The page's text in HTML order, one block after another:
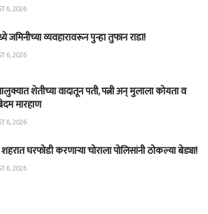
6, 2026
व्यवहारावरून पुन्हा तुफान राडा!
6, 2026
शेतीच्या वादातून पती, पत्नी अन् मुलाला कोयता व
मारहाण
6, 2026
घरफोडी करणाऱ्या चोराला पोलिसांनी ठोकल्या बेड्या!
6, 2026